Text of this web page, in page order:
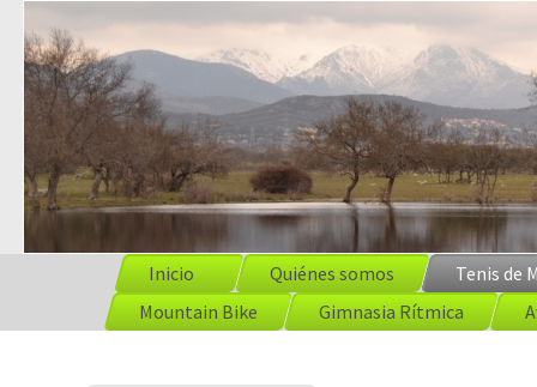
Inicio Quiénes somos
Tenis de
Mountain Bike
Gimnasia Rítmica